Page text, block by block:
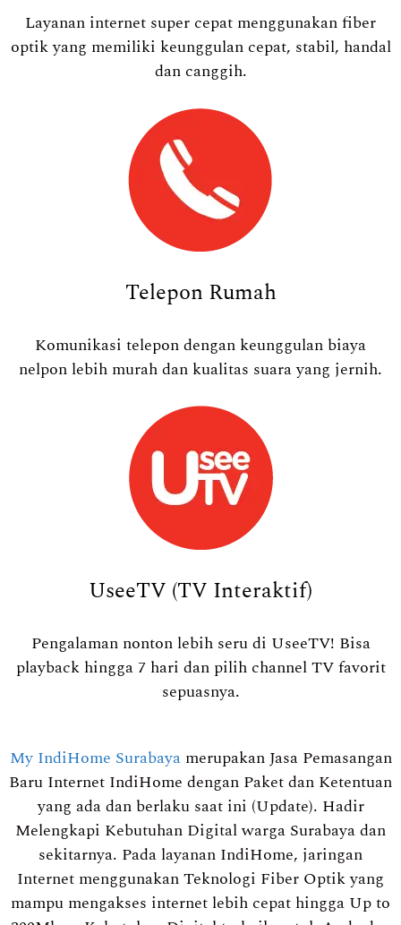
Layanan internet super cepat menggunakan fiber
optik yang memiliki keunggulan cepat, stabil, handal
dan canggih.
Telepon Rumah
Komunikasi telepon dengan keunggulan biaya
nelpon lebih murah dan kualitas suara yang jernih.
UseeTV (TV Interaktif)
Pengalaman nonton lebih seru di UseeTV! Bisa
playback hingga 7 hari dan pilih channel TV favorit
sepuasnya.
My IndiHome Surabayamerupakan Jasa Pemasangan
Baru Internet IndiHome dengan Paket dan Ketentuan
yang ada dan berlaku saat ini (Update). Hadir
Melengkapi Kebutuhan Digital warga Surabaya dan
sekitarnya. Pada layanan IndiHome, jaringan
Internet menggunakan Teknologi Fiber Optik yang
mampu mengakses internet lebih cepat hingga Up to